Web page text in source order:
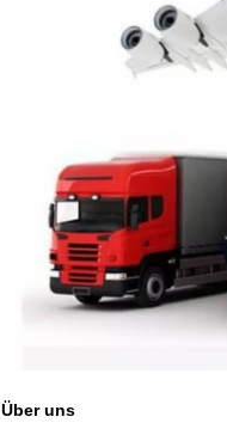
Über uns